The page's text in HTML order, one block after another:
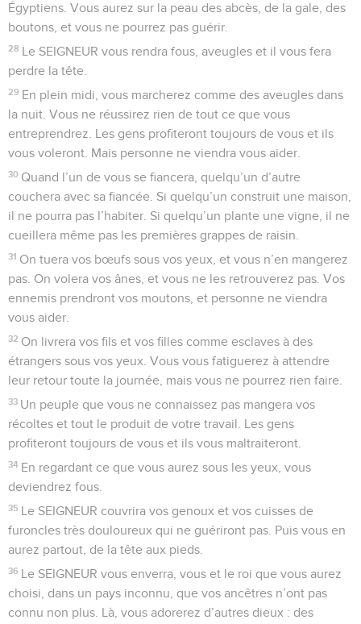
Égyptiens. Vous aurez sur la peau des abcès, de la gale, des
boutons, et vous ne pourrez pas guérir.
28 Le SEIGNEUR vous rendra fous, aveugles et il vous fera
perdre la tête.
29 En plein midi, vous marcherez comme des aveugles dans
la nuit. Vous ne réussirez rien de tout ce que vous
entreprendrez. Les gens profiteront toujours de vous et ils
vous voleront. Mais personne ne viendra vous aider.
30 Quand l’un de vous se fiancera, quelqu’un d’autre
couchera avec sa fiancée. Si quelqu’un construit une maison,
il ne pourra pas l’habiter. Si quelqu’un plante une vigne, il ne
cueillera même pas les premières grappes de raisin.
31 On tuera vos bœufs sous vos yeux, et vous n’en mangerez
pas. On volera vos ânes, et vous ne les retrouverez pas. Vos
ennemis prendront vos moutons, et personne ne viendra
vous aider.
32 On livrera vos fils et vos filles comme esclaves à des
étrangers sous vos yeux. Vous vous fatiguerez à attendre
leur retour toute la journée, mais vous ne pourrez rien faire.
33 Un peuple que vous ne connaissez pas mangera vos
récoltes et tout le produit de votre travail. Les gens
profiteront toujours de vous et ils vous maltraiteront.
34 En regardant ce que vous aurez sous les yeux, vous
deviendrez fous.
35 Le SEIGNEUR couvrira vos genoux et vos cuisses de
furoncles très douloureux qui ne guériront pas. Puis vous en
aurez partout, de la tête aux pieds.
36 Le SEIGNEUR vous enverra, vous et le roi que vous aurez
choisi, dans un pays inconnu, que vos ancêtres n’ont pas
connu non plus. Là, vous adorerez d’autres dieux : des